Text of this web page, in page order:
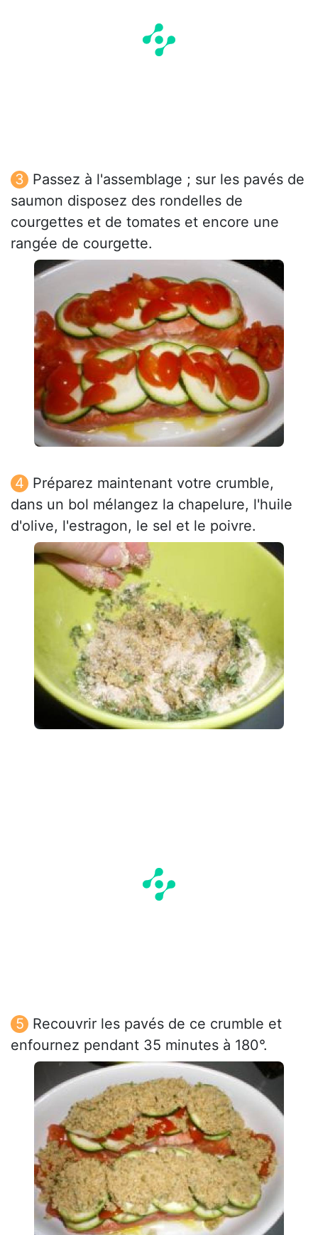
Passez à l'assemblage ; sur les pavés de
saumon disposez des rondelles de
courgettes et de tomates et encore une
rangée de courgette.
Préparez maintenant votre crumble,
dans un bol mélangez la chapelure, l'huile
d'olive, l'estragon, le sel et le poivre.
Recouvrir les pavés de ce crumble et
enfournez pendant 35 minutes à 180°.